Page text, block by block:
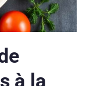
à la